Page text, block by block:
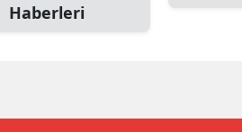
Haberleri